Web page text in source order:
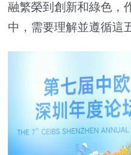
融繁榮到創新和綠色，
中，需要理解並遵循這